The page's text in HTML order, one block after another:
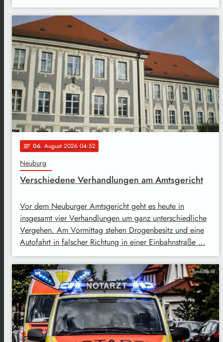
notes 06. August 2026 04:52
Neuburg
Verschiedene Verhandlungen am Amtsgericht
Vor dem Neuburger Amtsgericht geht es heute in
insgesamt vier Verhandlungen um ganz unterschiedliche
Vergehen. Am Vormittag stehen Drogenbesitz und eine
Autofahrt in falscher Richtung in einer Einbahnstraße …
Symbolbild